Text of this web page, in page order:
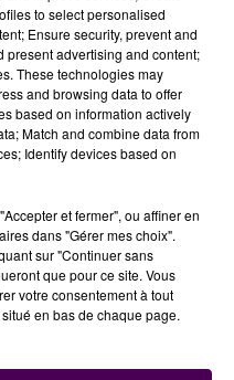
ensuite insérés dans
du papier recyclé de
est de terminer
le présenter
to select personalised
Ensure security, prevent and
present advertising and content;
These technologies may
and browsing data to offer
based on information actively
Match and combine data from
Identify devices based on
et fermer", ou affiner en
dans "Gérer mes choix".
sur "Continuer sans
que pour ce site. Vous
votre consentement à tout
en bas de chaque page.